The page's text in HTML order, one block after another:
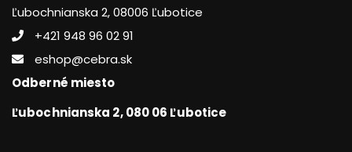
Ľubochnianska 2, 08006 Ľubotice
+421 948 96 02 91
eshop@cebra.sk
Odberné miesto
Ľubochnianska 2, 080 06 Ľubotice